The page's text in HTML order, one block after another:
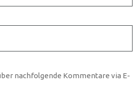
nachfolgende Kommentare via E-